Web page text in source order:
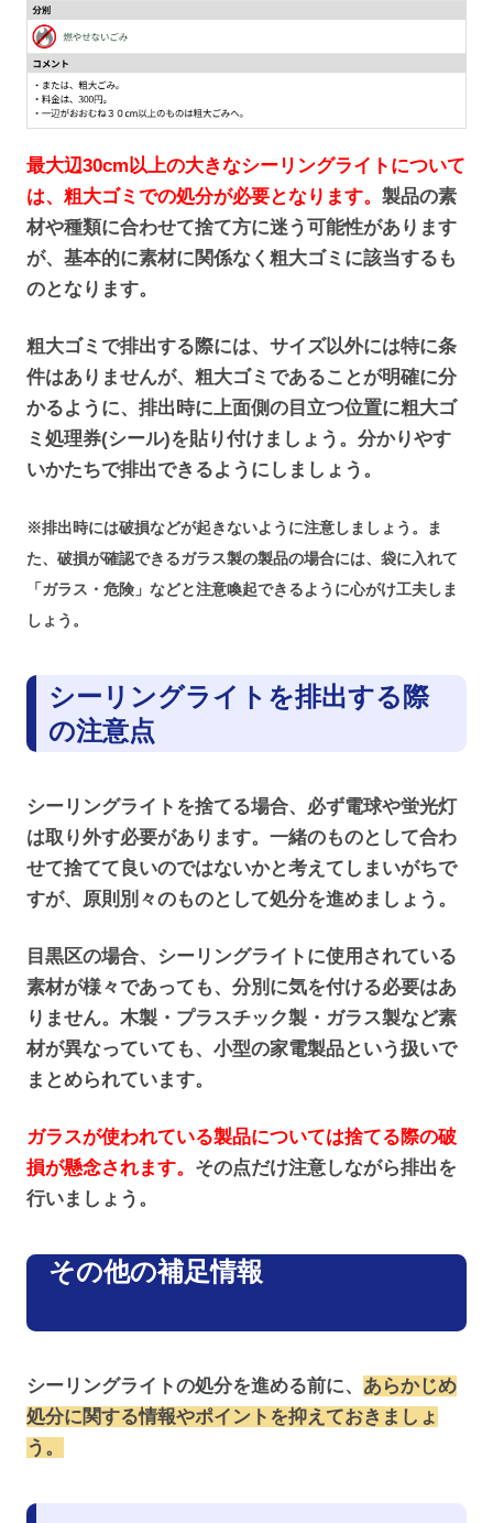
最大辺30cm以上の大きなシーリングライトについて
は、粗大ゴミでの処分が必要となります。 製品の素
材や種類に合わせて捨て方に迷う可能性があります
が、基本的に素材に関係なく粗大ゴミに該当するも
のとなります。
粗大ゴミで排出する際には、サイズ以外には特に条
件はありませんが、粗大ゴミであることが明確に分
かるように、排出時に上面側の目立つ位置に粗大ゴ
ミ処理券(シール)を貼り付けましょう。分かりやす
いかたちで排出できるようにしましょう。
※排出時には破損などが起きないように注意しましょう。ま
た、破損が確認できるガラス製の製品の場合には、袋に入れて
「ガラス・危険」などと注意喚起できるように心がけ工夫しま
しょう。
シーリングライトを排出する際
の注意点
シーリングライトを捨てる場合、必ず電球や蛍光灯
は取り外す必要があります。一緒のものとして合わ
せて捨てて良いのではないかと考えてしまいがちで
すが、原則別々のものとして処分を進めましょう。
目黒区の場合、シーリングライトに使用されている
素材が様々であっても、分別に気を付ける必要はあ
りません。木製・プラスチック製・ガラス製など素
材が異なっていても、小型の家電製品という扱いで
まとめられています。
ガラスが使われている製品については捨てる際の破
損が懸念されます。 その点だけ注意しながら排出を
行いましょう。
その他の補足情報
シーリングライトの処分を進める前に、 あらかじめ
処分に関する情報やポイントを抑えておきましょ
う。